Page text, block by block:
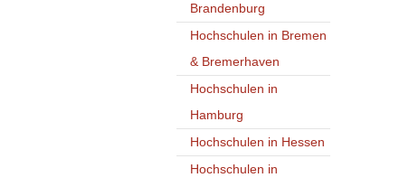
Brandenburg
Hochschulen in Bremen
& Bremerhaven
Hochschulen in
Hamburg
Hochschulen in Hessen
Hochschulen in